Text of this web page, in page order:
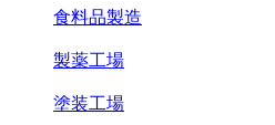
食料品製造
製薬工場
塗装工場